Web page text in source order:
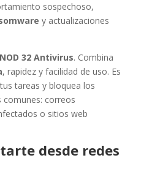
sospechoso,
y actualizaciones
NOD 32 Antivirus. Combina
, rapidez y facilidad de uso. Es
tareas y bloquea los
correos
o sitios web
desde redes